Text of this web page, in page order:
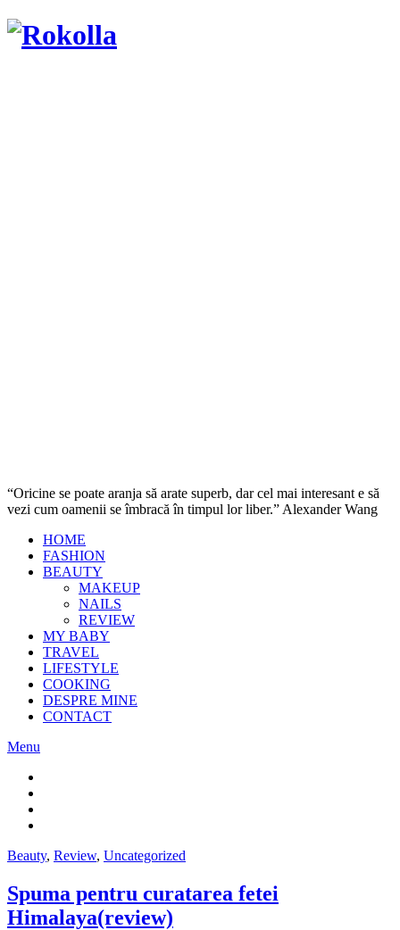
“Oricine se poate aranja să arate superb, dar cel mai interesant e să
vezi cum oamenii se îmbracă în timpul lor liber.” Alexander Wang
HOME
FASHION
BEAUTY
MAKEUP
NAILS
REVIEW
MY BABY
TRAVEL
LIFESTYLE
COOKING
DESPRE MINE
CONTACT
Menu
Beauty, Review, Uncategorized
Spuma pentru curatarea fetei
Himalaya(review)